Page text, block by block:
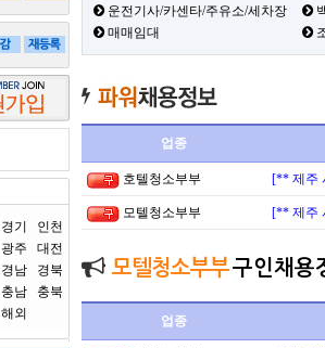
경기
인천
광주
대전
경남
경북
충남
충북
해외
운전기사/카센타/주유소/세차장
매매임대
업종
호텔청소부부 [** 제주
모텔청소부부 [** 제주
모텔청소부부구인채용
업종